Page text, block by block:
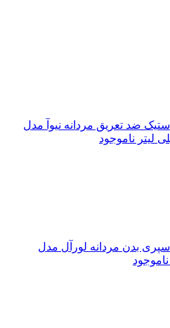
استیک ضد تعریق مردانه نیوآ مدل
ناموجود
اسپری بدن مردانه لورآل مدل
ناموجود